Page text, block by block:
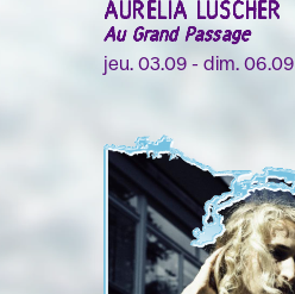
AURÉLIA LÜSCHER
Au Grand Passage
jeu. 03.09 - dim. 06.09